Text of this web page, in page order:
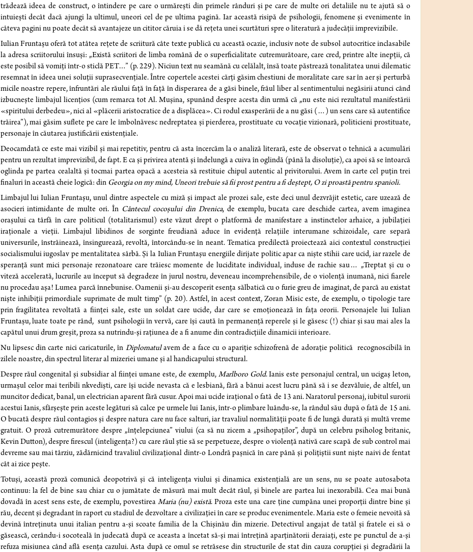
trădează ideea de construct, o întindere pe care o urmărești din primele rânduri și pe care de multe ori detaliile nu te ajută să o
intuiești decât dacă ajungi la ultimul, uneori cel de pe ultima pagină. Iar această risipă de psihologii, fenomene și evenimente în
câteva pagini nu poate decât să avantajeze un cititor căruia i se dă rețeta unei scurtături spre o literatură a judecății imprevizibile.
Iulian Fruntașu oferă tot atâtea rețete de scriitură câte texte publică cu această ocazie, inclusiv note de subsol autocritice inclasabile
la adresa scriitorului însuși: „Există scriitori de limba română de o superficialitate cutremurătoare, care cred, printre alte inepții, că
este posibil să vomiți într-o sticlă PET…” (p. 229). Niciun text nu seamănă cu celălalt, însă toate păstrează tonalitatea unui dilematic
resemnat în ideea unei soluții suprasecvențiale. Între copertele acestei cărți găsim chestiuni de moralitate care sar în aer și perturbă
micile noastre repere, înfruntări ale răului față în față în disperarea de a găsi binele, frâul liber al sentimentului negăsirii atunci când
izbucnește limbajul licențios (cum remarca tot Al. Mușina, spunând despre acesta din urmă că „nu este nici rezultatul manifestării
«spiritului derbedeu», nici al «plăcerii aristocratice de a displăcea». Ci rodul exasperării de a nu găsi (…) un sens care să autentifice
trăirea”), mai găsim suflete pe care le îmbolnăvesc nedreptatea și pierderea, prostituate cu vocație vizionară, politicieni prostituate,
personaje în căutarea justificării existențiale.
Deocamdată ce este mai vizibil și mai repetitiv, pentru că asta încercăm la o analiză literară, este de observat o tehnică a acumulări
pentru un rezultat imprevizibil, de fapt. E ca și privirea atentă și îndelungă a cuiva în oglindă (până la disoluție), ca apoi să se întoarcă
oglinda pe partea cealaltă și tocmai partea opacă a acesteia să restituie chipul autentic al privitorului. Avem în carte cel puțin trei
finaluri în această cheie logică: dinGeorgia on my mind, Uneori trebuie să fii prost pentru a fi deștept, O zi proastă pentru spanioli.
Limbajul lui Iulian Fruntașu, unul dintre aspectele cu miză și impact ale prozei sale, este deci unul dezvrăjit estetic, care uzează de
asocieri intimidante de multe ori. În Cântecul cocoșului din Drenica, de exemplu, bucata care deschide cartea, avem imaginea
orașului ca târfă în care politicul (totalitarismul) este văzut drept o platformă de manifestare a instinctelor arhaice, a jubilației
iraționale a vieții. Limbajul libidinos de sorginte freudiană aduce în evidență relațiile interumane schizoidale, care separă
universurile, înstrăinează, însingurează, revoltă, întorcându-se în neant. Tematica predilectă proiectează aici contextul construcției
socialismului iugoslav pe mentalitatea sârbă. Și la Iulian Fruntașu energiile dirijate politic apar ca niște stihii care ucid, iar razele de
speranță sunt mici personaje rezonatoare care trăiesc momente de luciditate individual, induse de rachie sau… „Treptat și cu o
viteză accelerată, lucrurile au început să degradeze în jurul nostru, deveneau incomprehensibile, de o violență inumană, nici fiarele
nu procedau așa! Lumea parcă înnebunise. Oamenii și-au descoperit esența sălbatică cu o furie greu de imaginat, de parcă au existat
niște inhibiții primordiale suprimate de mult timp” (p. 20). Astfel, în acest context, Zoran Misic este, de exemplu, o tipologie tare
prin fragilitatea revoltată a ființei sale, este un soldat care ucide, dar care se emoționează în fața ororii. Personajele lui Iulian
Fruntașu, luate toate pe rând, sunt psihologii în vervă, care își caută în permanență reperele și le găsesc (!) chiar și sau mai ales la
capătul unui drum greșit, proza sa nutrindu-și rațiunea de a fi anume din contradicțiile dinamicii interioare.
Nu lipsesc din carte nici caricaturile, în Diplomatulavem de a face cu o apariție schizofrenă de adorație politică recognoscibilă în
zilele noastre, din spectrul literar al mizeriei umane și al handicapului structural.
Despre răul congenital și subsidiar al ființei umane este, de exemplu, Marlboro Gold. Ianis este personajul central, un ucigaș leton,
urmașul celor mai teribili nkvediști, care își ucide nevasta că e lesbiană, fără a bănui acest lucru până să i se dezvăluie, de altfel, un
muncitor dedicat, banal, un electrician aparent fără cusur. Apoi mai ucide irațional o fată de 13 ani. Naratorul personaj, iubitul surorii
acestui Ianis, sfârșește prin aceste legături să calce pe urmele lui Ianis, într-o plimbare luându-se, la rândul său după o fată de 15 ani.
O bucată despre răul contagios și despre natura care nu face salturi, iar travaliul normalității poate fi de lungă durată și multă vreme
gratuit. O proză cutremurătore despre „înțelepciunea” viului (ca să nu zicem a „psihopaților”, după un celebru psiholog britanic,
Kevin Dutton), despre firescul (inteligența?) cu care răul știe să se perpetueze, despre o violență nativă care scapă de sub control mai
devreme sau mai târziu, zădărnicind travaliul civilizațional dintr-o Londră pașnică în care până și polițiștii sunt niște naivi de fentat
cât ai zice pește.
Totuși, această proză comunică deopotrivă și că inteligența viului și dinamica existențială are un sens, nu se poate autosabota
continuu: la fel de bine sau chiar cu o jumătate de măsură mai mult decât răul, și binele are partea lui inexorabilă. Cea mai bună
dovadă în acest sens este, de exemplu, povestireaMaria (nu) există. Proza este una care ține cumpăna unei proporții dintre bine și
rău, decent și degradant în raport cu stadiul de dezvoltare a civilizației în care se produc evenimentele. Maria este o femeie nevoită să
devină întreținuta unui italian pentru a-și scoate familia de la Chișinău din mizerie. Detectivul angajat de tatăl și fratele ei să o
găsească, cerându-i socoteală în judecată după ce aceasta a încetat să-și mai întrețină aparținătorii deraiați, este pe punctul de a-și
refuza misiunea când află esența cazului. Asta după ce omul se retrăsese din structurile de stat din cauza corupției și degradării la